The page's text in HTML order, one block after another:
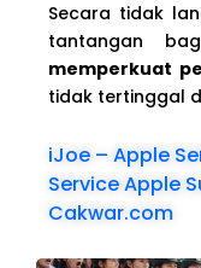
Secara tidak
tantangan
memperkuat
tidak tertinggal
iJoe – Apple
Service Apple
Cakwar.com